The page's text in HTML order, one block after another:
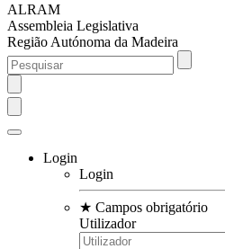
ALRAM
Assembleia Legislativa
Região Autónoma da Madeira
Login
Login
★ Campos obrigatório
Utilizador